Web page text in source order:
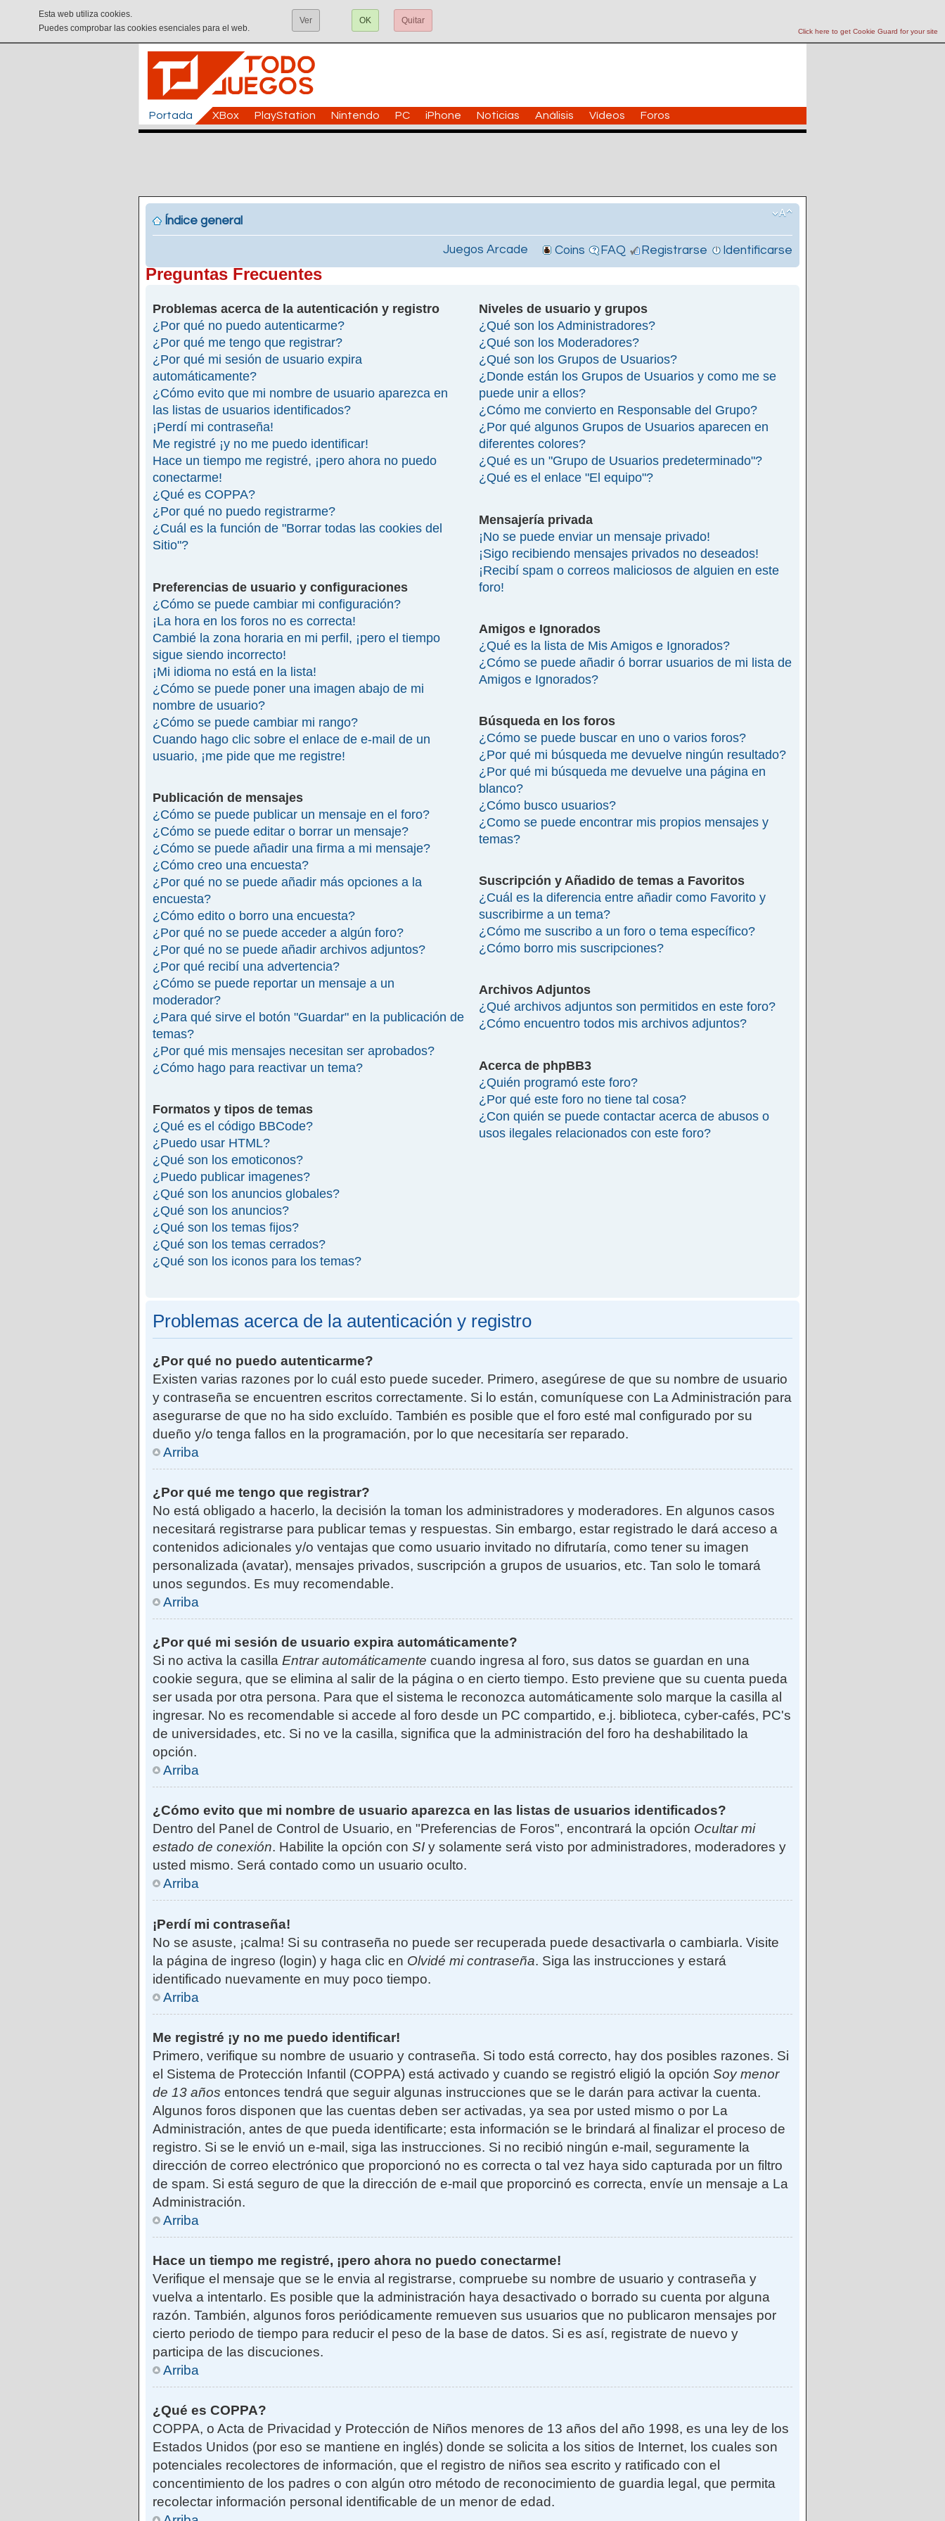
Click here to get Cookie Guard for your site
Esta web utiliza cookies.
Puedes comprobar las cookies esenciales para el web.
Ver OK Quitar
Portada XBox PlayStation Nintendo PC iPhone Noticias Análisis Vídeos Foros
Índice general
Juegos Arcade Coins FAQ Registrarse Identificarse
Preguntas Frecuentes
Problemas acerca de la autenticación y registro
¿Por qué no puedo autenticarme?
¿Por qué me tengo que registrar?
¿Por qué mi sesión de usuario expira
automáticamente?
¿Cómo evito que mi nombre de usuario aparezca en
las listas de usuarios identificados?
¡Perdí mi contraseña!
Me registré ¡y no me puedo identificar!
Hace un tiempo me registré, ¡pero ahora no puedo
conectarme!
¿Qué es COPPA?
¿Por qué no puedo registrarme?
¿Cuál es la función de "Borrar todas las cookies del
Sitio"?
Preferencias de usuario y configuraciones
¿Cómo se puede cambiar mi configuración?
¡La hora en los foros no es correcta!
Cambié la zona horaria en mi perfil, ¡pero el tiempo
sigue siendo incorrecto!
¡Mi idioma no está en la lista!
¿Cómo se puede poner una imagen abajo de mi
nombre de usuario?
¿Cómo se puede cambiar mi rango?
Cuando hago clic sobre el enlace de e-mail de un
usuario, ¡me pide que me registre!
Publicación de mensajes
¿Cómo se puede publicar un mensaje en el foro?
¿Cómo se puede editar o borrar un mensaje?
¿Cómo se puede añadir una firma a mi mensaje?
¿Cómo creo una encuesta?
¿Por qué no se puede añadir más opciones a la
encuesta?
¿Cómo edito o borro una encuesta?
¿Por qué no se puede acceder a algún foro?
¿Por qué no se puede añadir archivos adjuntos?
¿Por qué recibí una advertencia?
¿Cómo se puede reportar un mensaje a un
moderador?
¿Para qué sirve el botón "Guardar" en la publicación de
temas?
¿Por qué mis mensajes necesitan ser aprobados?
¿Cómo hago para reactivar un tema?
Formatos y tipos de temas
¿Qué es el código BBCode?
¿Puedo usar HTML?
¿Qué son los emoticonos?
¿Puedo publicar imagenes?
¿Qué son los anuncios globales?
¿Qué son los anuncios?
¿Qué son los temas fijos?
¿Qué son los temas cerrados?
¿Qué son los iconos para los temas?
Niveles de usuario y grupos
¿Qué son los Administradores?
¿Qué son los Moderadores?
¿Qué son los Grupos de Usuarios?
¿Donde están los Grupos de Usuarios y como me se
puede unir a ellos?
¿Cómo me convierto en Responsable del Grupo?
¿Por qué algunos Grupos de Usuarios aparecen en
diferentes colores?
¿Qué es un "Grupo de Usuarios predeterminado"?
¿Qué es el enlace "El equipo"?
Mensajería privada
¡No se puede enviar un mensaje privado!
¡Sigo recibiendo mensajes privados no deseados!
¡Recibí spam o correos maliciosos de alguien en este
foro!
Amigos e Ignorados
¿Qué es la lista de Mis Amigos e Ignorados?
¿Cómo se puede añadir ó borrar usuarios de mi lista de
Amigos e Ignorados?
Búsqueda en los foros
¿Cómo se puede buscar en uno o varios foros?
¿Por qué mi búsqueda me devuelve ningún resultado?
¿Por qué mi búsqueda me devuelve una página en
blanco?
¿Cómo busco usuarios?
¿Como se puede encontrar mis propios mensajes y
temas?
Suscripción y Añadido de temas a Favoritos
¿Cuál es la diferencia entre añadir como Favorito y
suscribirme a un tema?
¿Cómo me suscribo a un foro o tema específico?
¿Cómo borro mis suscripciones?
Archivos Adjuntos
¿Qué archivos adjuntos son permitidos en este foro?
¿Cómo encuentro todos mis archivos adjuntos?
Acerca de phpBB3
¿Quién programó este foro?
¿Por qué este foro no tiene tal cosa?
¿Con quién se puede contactar acerca de abusos o
usos ilegales relacionados con este foro?
Problemas acerca de la autenticación y registro
¿Por qué no puedo autenticarme?
Existen varias razones por lo cuál esto puede suceder. Primero, asegúrese de que su nombre de usuario
y contraseña se encuentren escritos correctamente. Si lo están, comuníquese con La Administración para
asegurarse de que no ha sido excluído. También es posible que el foro esté mal configurado por su
dueño y/o tenga fallos en la programación, por lo que necesitaría ser reparado.
Arriba
¿Por qué me tengo que registrar?
No está obligado a hacerlo, la decisión la toman los administradores y moderadores. En algunos casos
necesitará registrarse para publicar temas y respuestas. Sin embargo, estar registrado le dará acceso a
contenidos adicionales y/o ventajas que como usuario invitado no difrutaría, como tener su imagen
personalizada (avatar), mensajes privados, suscripción a grupos de usuarios, etc. Tan solo le tomará
unos segundos. Es muy recomendable.
Arriba
¿Por qué mi sesión de usuario expira automáticamente?
Si no activa la casilla Entrar automáticamente cuando ingresa al foro, sus datos se guardan en una
cookie segura, que se elimina al salir de la página o en cierto tiempo. Esto previene que su cuenta pueda
ser usada por otra persona. Para que el sistema le reconozca automáticamente solo marque la casilla al
ingresar. No es recomendable si accede al foro desde un PC compartido, e.j. biblioteca, cyber-cafés, PC's
de universidades, etc. Si no ve la casilla, significa que la administración del foro ha deshabilitado la
opción.
Arriba
¿Cómo evito que mi nombre de usuario aparezca en las listas de usuarios identificados?
Dentro del Panel de Control de Usuario, en "Preferencias de Foros", encontrará la opción Ocultar mi
estado de conexión. Habilite la opción con SI y solamente será visto por administradores, moderadores y
usted mismo. Será contado como un usuario oculto.
Arriba
¡Perdí mi contraseña!
No se asuste, ¡calma! Si su contraseña no puede ser recuperada puede desactivarla o cambiarla. Visite
la página de ingreso (login) y haga clic en Olvidé mi contraseña. Siga las instrucciones y estará
identificado nuevamente en muy poco tiempo.
Arriba
Me registré ¡y no me puedo identificar!
Primero, verifique su nombre de usuario y contraseña. Si todo está correcto, hay dos posibles razones. Si
el Sistema de Protección Infantil (COPPA) está activado y cuando se registró eligió la opción Soy menor
de 13 años entonces tendrá que seguir algunas instrucciones que se le darán para activar la cuenta.
Algunos foros disponen que las cuentas deben ser activadas, ya sea por usted mismo o por La
Administración, antes de que pueda identificarte; esta información se le brindará al finalizar el proceso de
registro. Si se le envió un e-mail, siga las instrucciones. Si no recibió ningún e-mail, seguramente la
dirección de correo electrónico que proporcionó no es correcta o tal vez haya sido capturada por un filtro
de spam. Si está seguro de que la dirección de e-mail que proporcinó es correcta, envíe un mensaje a La
Administración.
Arriba
Hace un tiempo me registré, ¡pero ahora no puedo conectarme!
Verifique el mensaje que se le envia al registrarse, compruebe su nombre de usuario y contraseña y
vuelva a intentarlo. Es posible que la administración haya desactivado o borrado su cuenta por alguna
razón. También, algunos foros periódicamente remueven sus usuarios que no publicaron mensajes por
cierto periodo de tiempo para reducir el peso de la base de datos. Si es así, registrate de nuevo y
participa de las discuciones.
Arriba
¿Qué es COPPA?
COPPA, o Acta de Privacidad y Protección de Niños menores de 13 años del año 1998, es una ley de los
Estados Unidos (por eso se mantiene en inglés) donde se solicita a los sitios de Internet, los cuales son
potenciales recolectores de información, que el registro de niños sea escrito y ratificado con el
concentimiento de los padres o con algún otro método de reconocimiento de guardia legal, que permita
recolectar información personal identificable de un menor de edad.